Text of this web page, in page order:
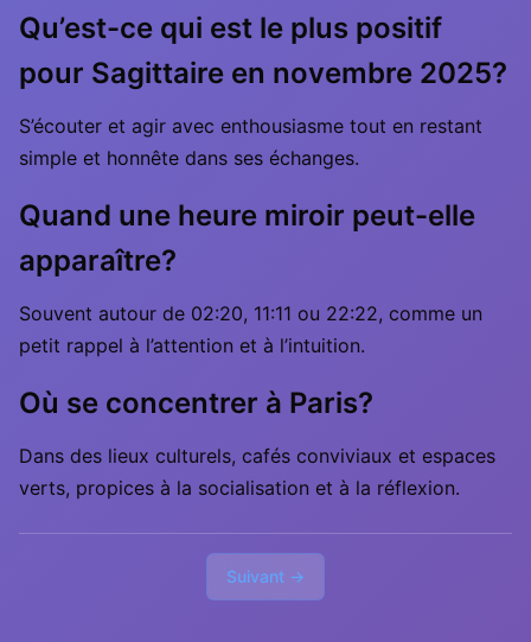
Qu’est-ce qui est le plus positif
pour Sagittaire en novembre 2025?
S’écouter et agir avec enthousiasme tout en restant
simple et honnête dans ses échanges.
Quand une heure miroir peut-elle
apparaître?
Souvent autour de 02:20, 11:11 ou 22:22, comme un
petit rappel à l’attention et à l’intuition.
Où se concentrer à Paris?
Dans des lieux culturels, cafés conviviaux et espaces
verts, propices à la socialisation et à la réflexion.
Suivant →